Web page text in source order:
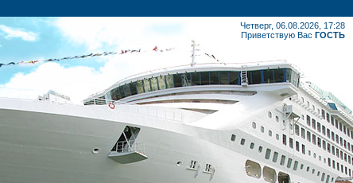
Четверг, 06.08.2026, 17:28
Приветствую Вас ГОСТЬ